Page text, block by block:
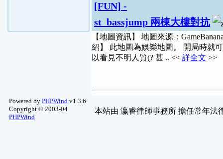
[FUN] -
st_bassjump 兩棟大樓對抗
【地圖資訊】 地圖來源：
紹】 此地圖為娛樂地圖。 開局時就
以看見不明人質(? 甚 .. << 詳全文 >>
Powered by PHPWind v1.3.6
Copyright © 2003-04
PHPWind
本站由 瀛睿律師事務所 擔任常年法